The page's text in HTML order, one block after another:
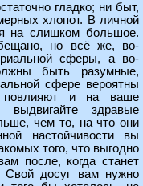
гладко; ни быт,
хлопот. В личной
на слишком большое.
но всё же, во-
сферы, а во-
быть разумные,
сфере вероятны
повлияют и на ваше
здравые
чем то, на что они
настойчивости вы
того, что выгодно
после, когда станет
Свой досуг вам нужно